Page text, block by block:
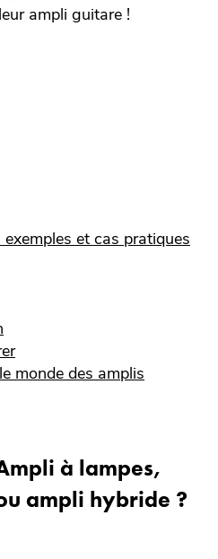
ampli guitare !
et cas pratiques
monde des amplis
à lampes,
ampli hybride ?